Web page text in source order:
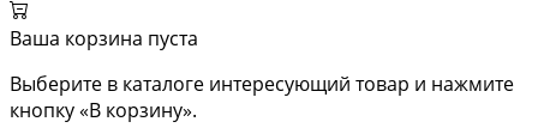
Ваша корзина пуста
Выберите в каталоге интересующий товар и нажмите
кнопку «В корзину».